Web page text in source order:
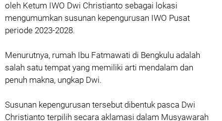
oleh Ketum IWO Dwi Christianto sebagai lokasi
mengumumkan susunan kepengurusan IWO Pusat
periode 2023-2028.
Menurutnya, rumah Ibu Fatmawati di Bengkulu adalah
salah satu tempat yang memiliki arti mendalam dan
penuh makna, ungkap Dwi.
Susunan kepengurusan tersebut dibentuk pasca Dwi
Christianto terpilih secara aklamasi dalam Musyawarah